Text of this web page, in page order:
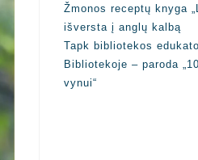
Žmonos receptų knyga
išversta į anglų kalbą
Tapk bibliotekos
Bibliotekoje – paroda
vynui“